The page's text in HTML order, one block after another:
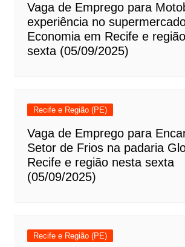
Vaga de Emprego para
experiência no
Economia em Recife e
sexta (05/09/2025)
Recife e Região (PE)
Vaga de Emprego para
Setor de Frios na padaria
Recife e região nesta sexta
(05/09/2025)
Recife e Região (PE)